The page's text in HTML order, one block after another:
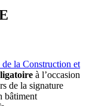
la Construction et
à l’occasion
de la signature
bâtiment